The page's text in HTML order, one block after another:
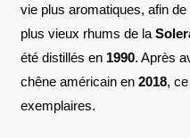
vie plus aromatiques, afin
plus vieux rhums de la
été distillés en 1990. Après
chêne américain en 2018,
exemplaires.